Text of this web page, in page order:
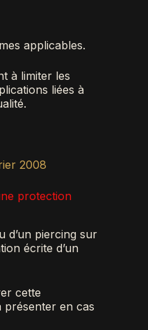
applicables.
à limiter les
liées à
2008
protection
d’un piercing sur
écrite d’un
cette
en cas